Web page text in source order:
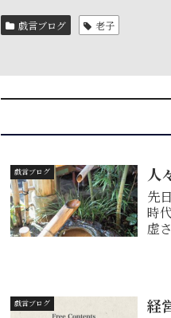
戯言ブログ 老子
戯言ブログ 人
先日
時
虚
戯言ブログ 経